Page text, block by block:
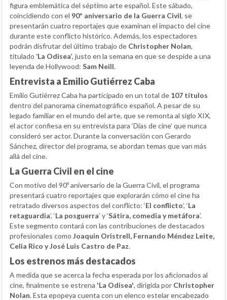
figura emblemática del séptimo arte español. Este sábado,
coincidiendo con el 90º aniversario de la Guerra Civil, se
presentarán cuatro reportajes que examinan el impacto del cine
durante este conflicto histórico. Además, los espectadores
podrán disfrutar del último trabajo de Christopher Nolan,
titulado ‘La Odisea’, justo en la semana en que se despide a una
leyenda de Hollywood: Sam Neill.
Entrevista a Emilio Gutiérrez Caba
Emilio Gutiérrez Caba ha participado en un total de 107 títulos
dentro del panorama cinematográfico español. A pesar de su
legado familiar en el mundo del arte, que se remonta al siglo XIX,
el actor confiesa en su entrevista para ‘Días de cine’ que nunca
consideró ser actor. Durante la conversación con Gerardo
Sánchez, director del programa, se abordan temas que van más
allá del cine.
La Guerra Civil en el cine
Con motivo del 90º aniversario de la Guerra Civil, el programa
presentará cuatro reportajes que explorarán cómo el cine ha
retratado diversos aspectos del conflicto: ‘El conflicto’, ‘La
retaguardia’, ‘La posguerra’ y ‘Sátira, comedia y metáfora’.
Este segmento contará con las contribuciones de destacados
profesionales como Joaquin Oristrell, Fernando Méndez Leite,
Celia Rico y José Luis Castro de Paz.
Los estrenos más destacados
A medida que se acerca la fecha esperada por los aficionados al
cine, finalmente se estrena 'La Odisea', dirigida por Christopher
Nolan. Esta epopeya cuenta con un elenco estelar encabezado